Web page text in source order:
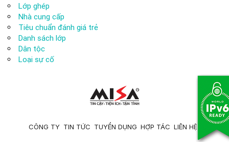
Lớp ghép
Nhà cung cấp
Tiêu chuẩn đánh giá trẻ
Danh sách lớp
Dân tộc
Loại sự cố
CÔNG TY TIN TỨC TUYỂN DỤNG HỢP TÁC LIÊN HỆ